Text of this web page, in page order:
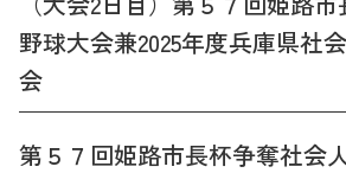
野球大会兼2025年度兵庫県社
会
第５７回姫路市長杯争奪社会